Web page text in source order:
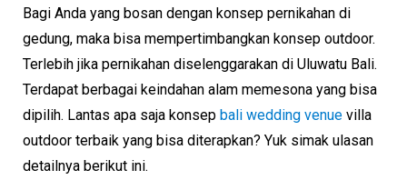
Bagi Anda yang bosan dengan konsep pernikahan di
gedung, maka bisa mempertimbangkan konsep outdoor.
Terlebih jika pernikahan diselenggarakan di Uluwatu Bali.
Terdapat berbagai keindahan alam memesona yang bisa
dipilih. Lantas apa saja konsep bali wedding venue villa
outdoor terbaik yang bisa diterapkan? Yuk simak ulasan
detailnya berikut ini.